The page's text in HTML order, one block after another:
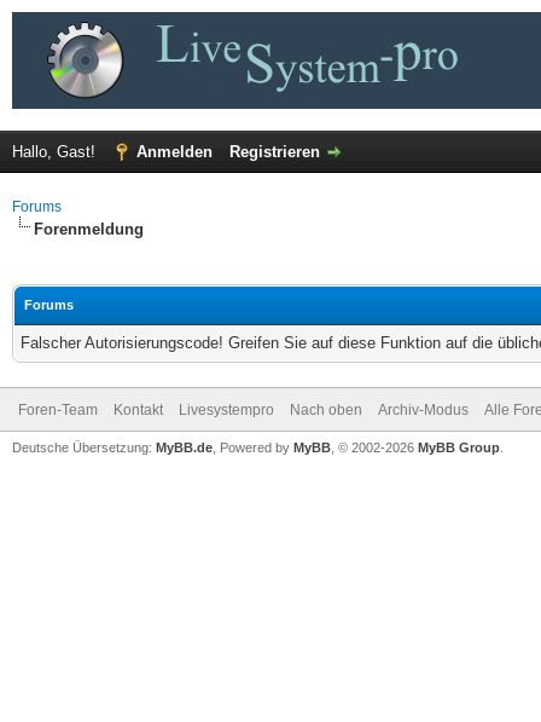
Hallo, Gast! Anmelden Registrieren
Forums
Forenmeldung
Forums
Falscher Autorisierungscode! Greifen Sie auf diese Funktion auf die
Foren-Team Kontakt Livesystempro Nach oben Archiv-Modus Alle
Deutsche Übersetzung: MyBB.de , Powered by MyBB , © 2002-2026 MyBB Group